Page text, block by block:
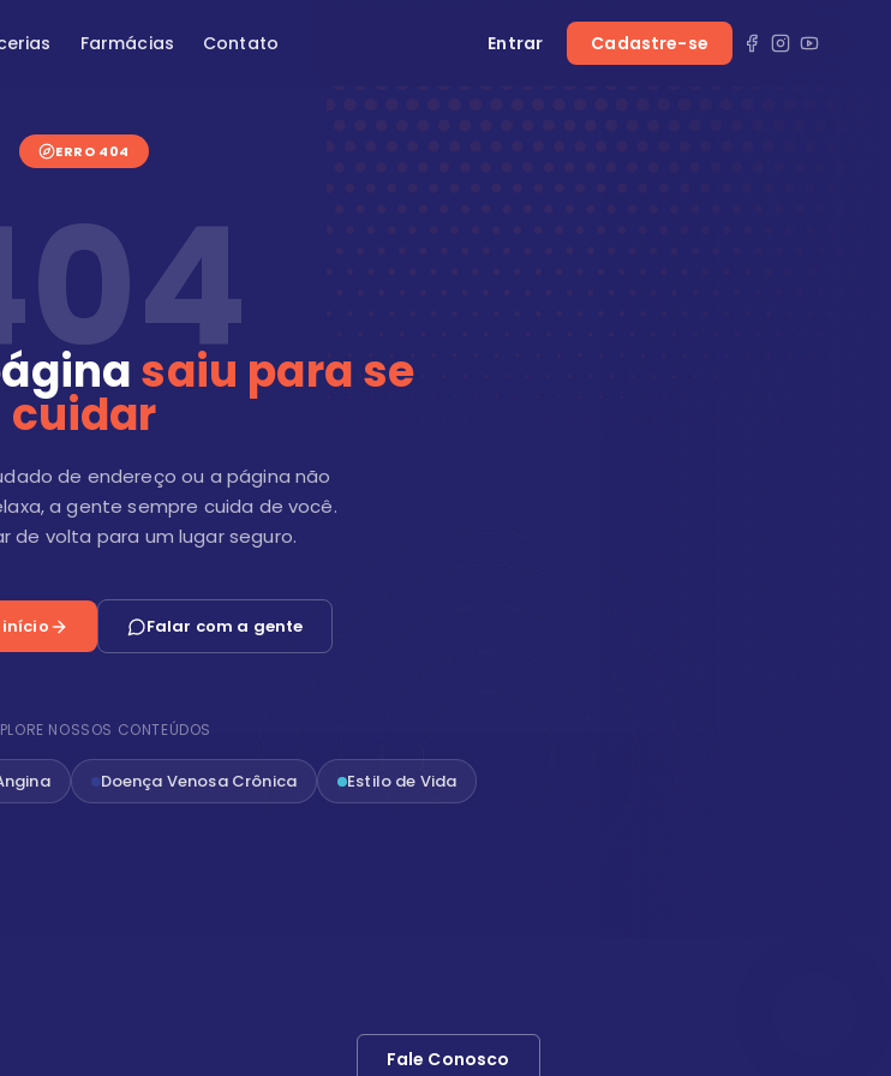
Farmácias Contato Entrar Cadastre-se
ERRO 404
saiu para se
cuidar
de endereço ou a página não
a gente sempre cuida de você.
de volta para um lugar seguro.
Falar com a gente
NOSSOS CONTEÚDOS
Doença Venosa Crônica Estilo de Vida
Fale Conosco